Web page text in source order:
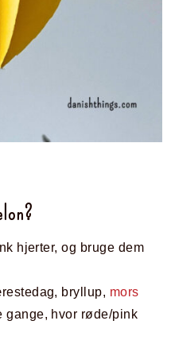
hjerter, og bruge dem
bryllup, mors
gange, hvor røde/pink